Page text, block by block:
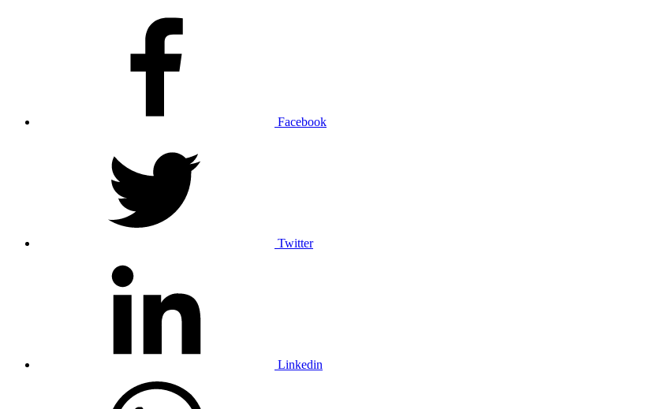
Facebook
Twitter
Linkedin